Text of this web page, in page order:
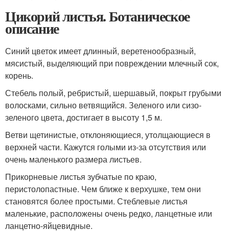
Цикорий листья. Ботаническое
описание
Синий цветок имеет длинный, веретенообразный,
мясистый, выделяющий при повреждении млечный сок,
корень.
Стебель полый, ребристый, шершавый, покрыт грубыми
волосками, сильно ветвящийся. Зеленого или сизо-
зеленого цвета, достигает в высоту 1,5 м.
Ветви щетинистые, отклоняющиеся, утолщающиеся в
верхней части. Кажутся голыми из-за отсутствия или
очень маленького размера листьев.
Прикорневые листья зубчатые по краю,
перистолопастные. Чем ближе к верхушке, тем они
становятся более простыми. Стеблевые листья
маленькие, расположены очень редко, ланцетные или
ланцетно-яйцевидные.